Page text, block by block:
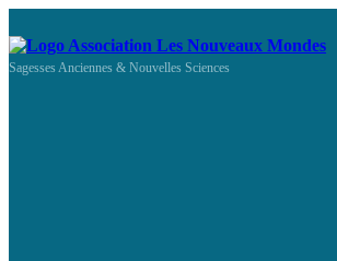
Sagesses Anciennes & Nouvelles Sciences